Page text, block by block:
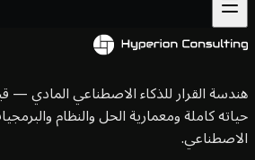
القرار للذكاء الاصطناعي المادي —
كاملة ومعمارية الحل والنظام والبرمجيات